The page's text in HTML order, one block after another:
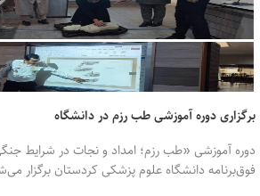
برگزاری دوره آموزشی طب رزم در دانشگاه
دوره آموزشی «طب رزم؛ امداد و نجات در شرایط
فوق‌برنامه دانشگاه علوم پزشکی کردستان برگزار